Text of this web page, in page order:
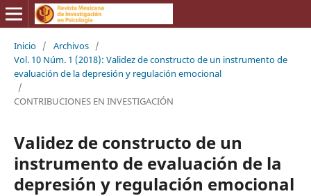
Inicio / Archivos /
Vol. 10 Núm. 1 (2018): Validez de constructo de un instrumento de
evaluación de la depresión y regulación emocional
/
CONTRIBUCIONES EN INVESTIGACIÓN
Validez de constructo de un
instrumento de evaluación de la
depresión y regulación emocional